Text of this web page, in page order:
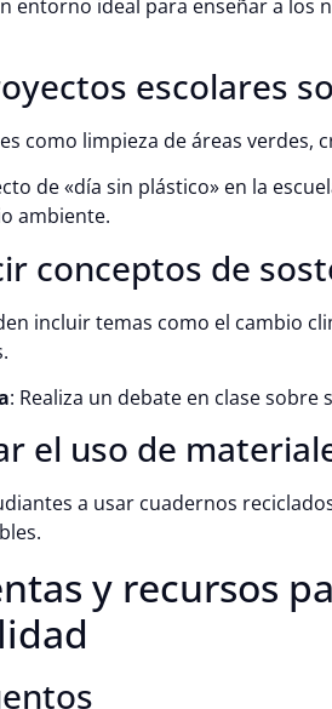
entorno ideal para enseñar a
escolares
como limpieza de áreas verdes,
de «día sin plástico» en la
ambiente.
conceptos de
incluir temas como el cambio
: Realiza un debate en clase
el uso de
a usar cuadernos
y recursos